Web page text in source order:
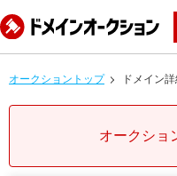
オークショントップ ドメイン詳
オークショ